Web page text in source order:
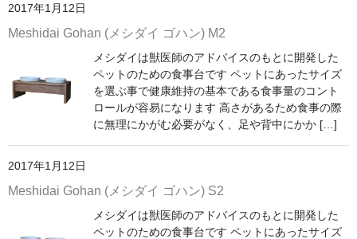
2017年1月12日
Meshidai Gohan (メシダイ ゴハン) M2
メシダイは獣医師のアドバイスのもとに開発した
ペットのための食事台です ペットにあったサイズ
を選ぶ事で健康維持の基本である食事量のコント
ロールが容易になります 高さがあるため食事の際
に無理にかがむ必要がなく、足や背中にかか […]
2017年1月12日
Meshidai Gohan (メシダイ ゴハン) S2
メシダイは獣医師のアドバイスのもとに開発した
ペットのための食事台です ペットにあったサイズ